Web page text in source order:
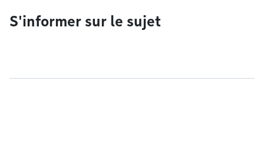
S'informer sur le sujet